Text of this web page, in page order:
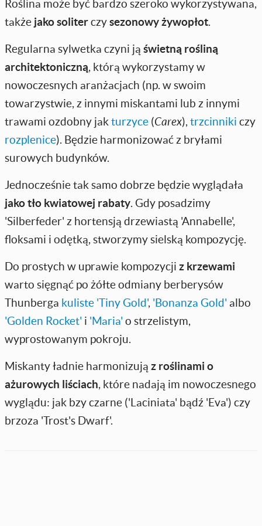
Roślina może być bardzo szeroko wykorzystywana,
także jako soliterczysezonowy żywopłot.
Regularna sylwetka czyni ją świetną rośliną
architektoniczną, którą wykorzystamy w
nowoczesnych aranżacjach (np. w swoim
towarzystwie, z innymi miskantami lub z innymi
trawami ozdobny jak turzyce (Carex), trzcinniki czy
rozplenice). Będzie harmonizować z bryłami
surowych budynków.
Jednocześnie tak samo dobrze będzie wyglądała
jako tło kwiatowej rabaty. Gdy posadzimy
'Silberfeder' z hortensją drzewiastą 'Annabelle',
floksami i odętką, stworzymy sielską kompozycję.
Do prostych w uprawie kompozycji z krzewami
warto sięgnąć po żółte odmiany berberysów
Thunberga kuliste 'Tiny Gold', 'Bonanza Gold' albo
'Golden Rocket' i 'Maria' o strzelistym,
wyprostowanym pokroju.
Miskanty ładnie harmonizują z roślinami o
ażurowych liściach, które nadają im nowoczesnego
wyglądu: jak bzy czarne ('Laciniata' bądź 'Eva') czy
brzoza 'Trost's Dwarf'.